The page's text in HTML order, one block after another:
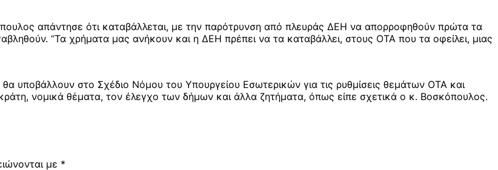
απάντησε ότι καταβάλλεται, με την παρότρυνση από πλευράς ΔΕΗ να απορροφηθούν πρώτα τα
“Τα χρήματα μας ανήκουν και η ΔΕΗ πρέπει να τα καταβάλλει, στους ΟΤΑ που τα οφείλει, μιας
υποβάλλουν στο Σχέδιο Νόμου του Υπουργείου Εσωτερικών για τις ρυθμίσεις θεμάτων ΟΤΑ και
νομικά θέματα, τον έλεγχο των δήμων και άλλα ζητήματα, όπως είπε σχετικά ο κ. Βοσκόπουλος.
με *